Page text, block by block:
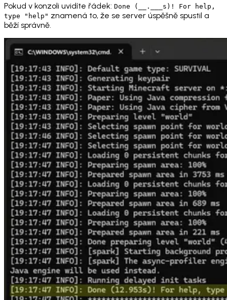
Pokud v konzoli uvidíte řádek: Done (__.___s)! For help,
type "help" znamená to, že se server úspěšně spustil a
běží správně.